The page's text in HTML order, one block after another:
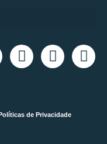
de Privacidade